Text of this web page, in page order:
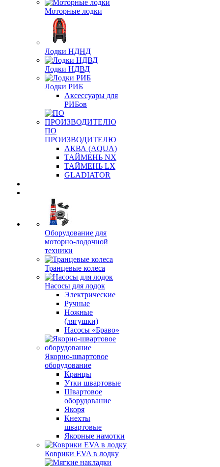
Моторные лодки
Лодки НДНД
Лодки НДВД
Лодки РИБ
Аксессуары для
РИБов
ПО
ПРОИЗВОДИТЕЛЮ
АКВА (AQUA)
ТАЙМЕНЬ NX
ТАЙМЕНЬ LX
GLADIATOR
Оборудование для
моторно-лодочной
техники
Транцевые колеса
Насосы для лодок
Электрические
Ручные
Ножные
(лягушки)
Насосы «Браво»
Якорно-швартовое
оборудование
Кранцы
Утки швартовые
Швартовое
оборудование
Якоря
Кнехты
швартовые
Якорные намотки
Коврики EVA в лодку